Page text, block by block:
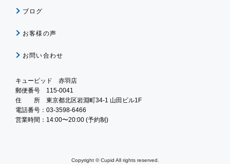
ブログ
お客様の声
お問い合わせ
キューピッド 赤羽店
郵便番号 115-0041
住 所 東京都北区岩淵町34-1 山田ビル1F
電話番号：03-3598-6466
営業時間：14:00〜20:00 (予約制)
Copyright © Cupid All rights reserved.